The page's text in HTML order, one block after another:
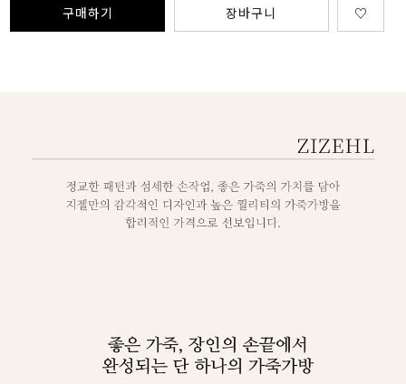
구매하기 장바구니 ♡